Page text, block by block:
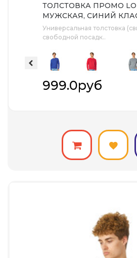
ТОЛСТОВКА ПРОМО
МУЖСКАЯ, СИНИЙ
Универсальная толстовка
свободной посадк..
999.0руб